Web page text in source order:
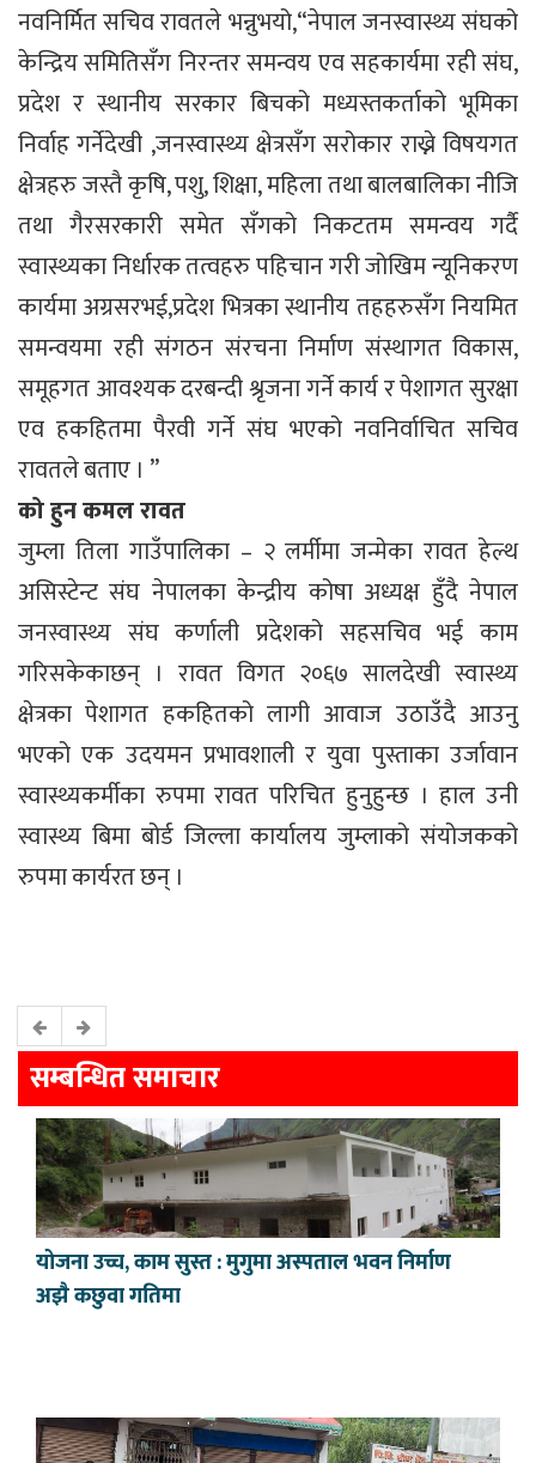
नवनिर्मित सचिव रावतले भन्नुभयो,“नेपाल जनस्वास्थ्य संघको
केन्द्रिय समितिसँग निरन्तर समन्वय एव सहकार्यमा रही संघ,
प्रदेश र स्थानीय सरकार बिचको मध्यस्तकर्ताको भूमिका
निर्वाह गर्नेदेखी ,जनस्वास्थ्य क्षेत्रसँग सरोकार राख्ने विषयगत
क्षेत्रहरु जस्तै कृषि, पशु, शिक्षा, महिला तथा बालबालिका नीजि
तथा गैरसरकारी समेत सँगको निकटतम समन्वय गर्दै
स्वास्थ्यका निर्धारक तत्वहरु पहिचान गरी जोखिम न्यूनिकरण
कार्यमा अग्रसरभई,प्रदेश भित्रका स्थानीय तहहरुसँग नियमित
समन्वयमा रही संगठन संरचना निर्माण संस्थागत विकास,
समूहगत आवश्यक दरबन्दी श्रृजना गर्ने कार्य र पेशागत सुरक्षा
एव हकहितमा पैरवी गर्ने संघ भएको नवनिर्वाचित सचिव
रावतले बताए । ”
को हुन कमल रावत
जुम्ला तिला गाउँपालिका – २ लर्मीमा जन्मेका रावत हेल्थ
असिस्टेन्ट संघ नेपालका केन्द्रीय कोषा अध्यक्ष हुँदै नेपाल
जनस्वास्थ्य संघ कर्णाली प्रदेशको सहसचिव भई काम
गरिसकेकाछन् । रावत विगत २०६७ सालदेखी स्वास्थ्य
क्षेत्रका पेशागत हकहितको लागी आवाज उठाउँदै आउनु
भएको एक उदयमन प्रभावशाली र युवा पुस्ताका उर्जावान
स्वास्थ्यकर्मीका रुपमा रावत परिचित हुनुहुन्छ । हाल उनी
स्वास्थ्य बिमा बोर्ड जिल्ला कार्यालय जुम्लाको संयोजकको
रुपमा कार्यरत छन् ।
सम्बन्धित समाचार
योजना उच्च, काम सुस्त : मुगुमा अस्पताल भवन निर्माण
अझै कछुवा गतिमा